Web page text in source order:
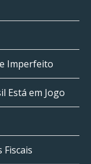
Imperfeito
Está em Jogo
Fiscais